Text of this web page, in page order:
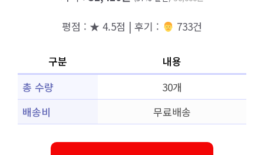
평점 : ★ 4.5점 | 후기 : ‍‍ 733건
구분
내용
총 수량
30개
배송비
무료배송